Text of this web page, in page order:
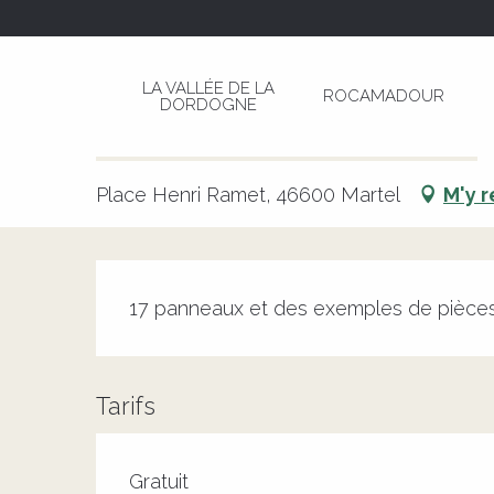
LA VALLÉE DE LA
DORDOGNE
ROCAMADOUR
Histoire des monnaies
Histoire des monnaies
Place Henri Ramet, 46600 Martel M'y
17 panneaux et des exemples de
Tarifs
Tarifs 2026
Gratuit